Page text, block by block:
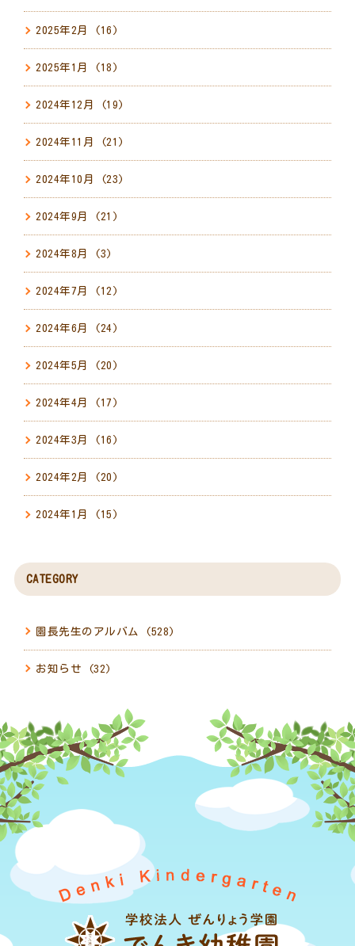
2025年2月 (16)
2025年1月 (18)
2024年12月 (19)
2024年11月 (21)
2024年10月 (23)
2024年9月 (21)
2024年8月 (3)
2024年7月 (12)
2024年6月 (24)
2024年5月 (20)
2024年4月 (17)
2024年3月 (16)
2024年2月 (20)
2024年1月 (15)
CATEGORY
園長先生のアルバム (528)
お知らせ (32)